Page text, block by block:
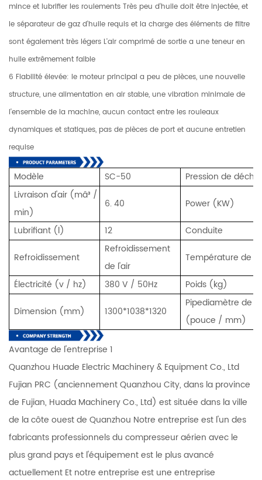
mince et lubrifier les roulements Très peu d'huile doit être injectée, et
le séparateur de gaz d'huile requis et la charge des éléments de filtre
sont également très légers L'air comprimé de sortie a une teneur en
huile extrêmement faible
6 Fiabilité élevée: le moteur principal a peu de pièces, une nouvelle
structure, une alimentation en air stable, une vibration minimale de
l'ensemble de la machine, aucun contact entre les rouleaux
dynamiques et statiques, pas de pièces de port et aucune entretien
requise
Modèle SC-50
Pression de
Livraison d'air (mâ³ /
min)
6. 40
Power (KW)
Lubrifiant (l)
12
Conduite
Refroidissement
Refroidissement
de l'air
Température de
Électricité (v / hz)
380 V / 50Hz
Poids (kg)
Dimension (mm)
1300*1038*1320
Pipediamètre de
(pouce / mm)
Avantage de l'entreprise 1
Quanzhou Huade Electric Machinery & Equipment Co., Ltd
Fujian PRC (anciennement Quanzhou City, dans la province
de Fujian, Huada Machinery Co., Ltd) est située dans la ville
de la côte ouest de Quanzhou Notre entreprise est l'un des
fabricants professionnels du compresseur aérien avec le
plus grand pays et l'équipement est le plus avancé
actuellement Et notre entreprise est une entreprise